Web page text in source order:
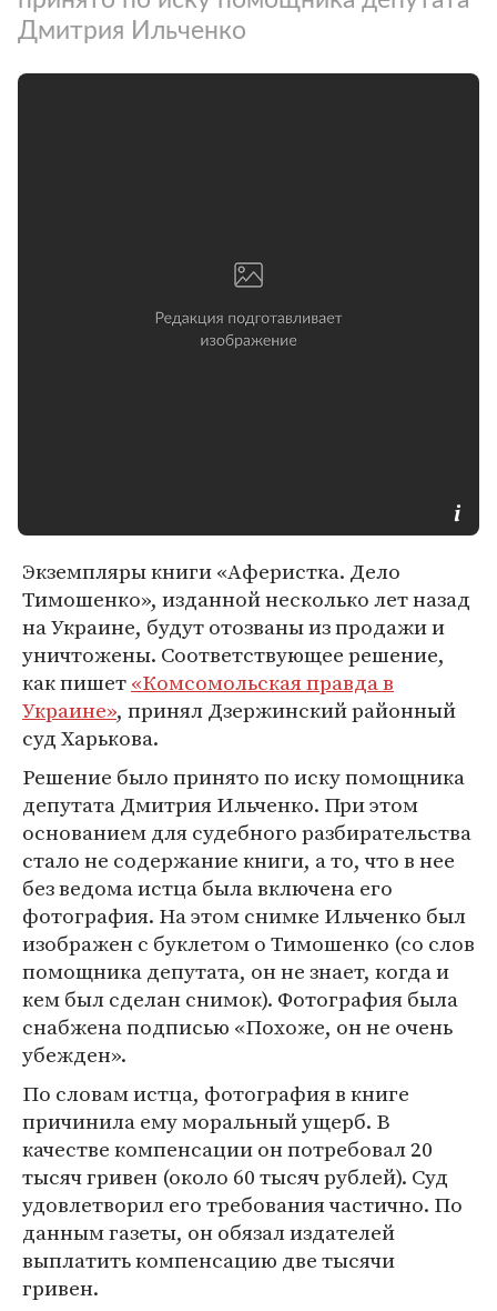
Дмитрия Ильченко
Экземпляры книги «Аферистка. Дело
Тимошенко», изданной несколько лет назад
на Украине, будут отозваны из продажи и
уничтожены. Соответствующее решение,
как пишет«Комсомольская правда в
Украине», принял Дзержинский районный
суд Харькова.
Решение было принято по иску помощника
депутата Дмитрия Ильченко. При этом
основанием для судебного разбирательства
стало не содержание книги, а то, что в нее
без ведома истца была включена его
фотография. На этом снимке Ильченко был
изображен с буклетом о Тимошенко (со слов
помощника депутата, он не знает, когда и
кем был сделан снимок). Фотография была
снабжена подписью «Похоже, он не очень
убежден».
По словам истца, фотография в книге
причинила ему моральный ущерб. В
качестве компенсации он потребовал 20
тысяч гривен (около 60 тысяч рублей). Суд
удовлетворил его требования частично. По
данным газеты, он обязал издателей
выплатить компенсацию две тысячи
гривен.